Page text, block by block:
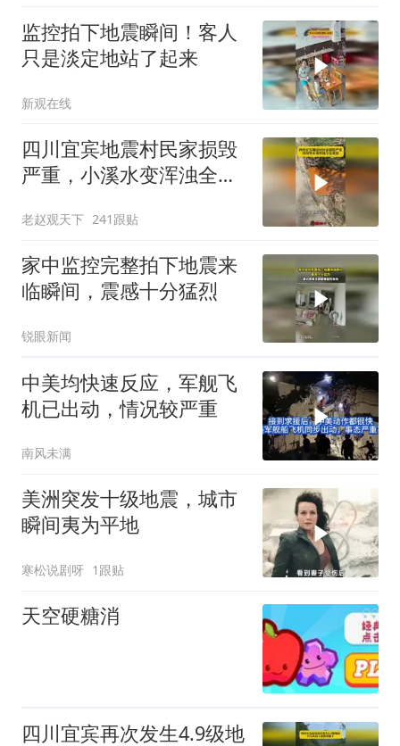
监控拍下地震瞬间！客人
只是淡定地站了起来
新观在线
四川宜宾地震村民家损毁
严重，小溪水变浑浊全是
老赵观天下 241跟贴
家中监控完整拍下地震来
临瞬间，震感十分猛烈
锐眼新闻
中美均快速反应，军舰飞
机已出动，情况较严重
南风未满
美洲突发十级地震，城市
瞬间夷为平地
寒松说剧呀 1跟贴
天空硬糖消
四川宜宾再次发生4.9级地